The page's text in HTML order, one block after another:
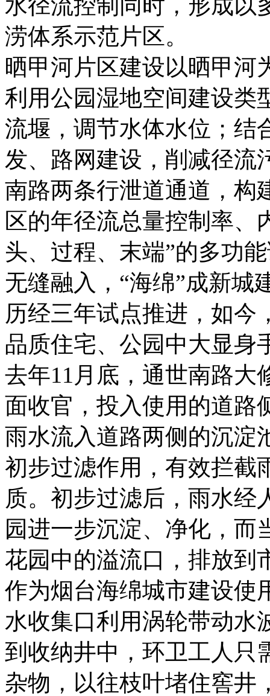
水径流控制同时，形成以
涝体系示范片区。
晒甲河片区建设以晒甲河
利用公园湿地空间建设类
流堰，调节水体水位；结
发、路网建设，削减径流
南路两条行泄道通道，构
区的年径流总量控制率、
头、过程、末端”的多功
无缝融入，“海绵”成新城
历经三年试点推进，如今
品质住宅、公园中大显身
去年11月底，通世南路大
面收官，投入使用的道路
雨水流入道路两侧的沉淀
初步过滤作用，有效拦截
质。初步过滤后，雨水经
园进一步沉淀、净化，而
花园中的溢流口，排放到
作为烟台海绵城市建设使
水收集口利用涡轮带动水
到收纳井中，环卫工人只
杂物，以往枝叶堵住窖井